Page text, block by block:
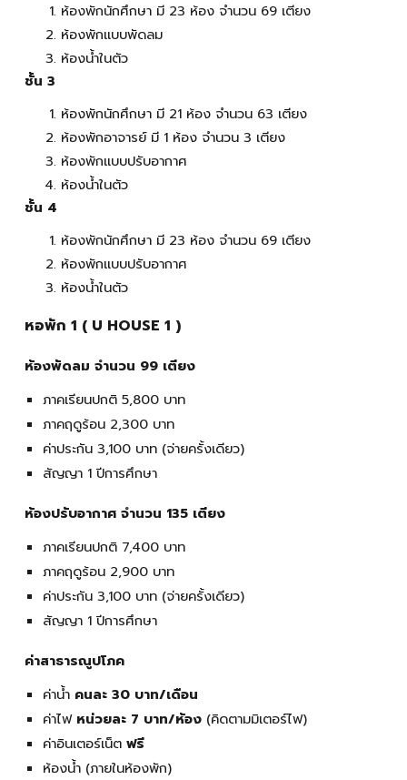
ห้องพักนักศึกษา มี 23 ห้อง จำนวน 69 เตียง
ห้องพักแบบพัดลม
ห้องน้ำในตัว
ชั้น3
ห้องพักนักศึกษา มี 21 ห้อง จำนวน 63 เตียง
ห้องพักอาจารย์ มี 1 ห้อง จำนวน 3 เตียง
ห้องพักแบบปรับอากาศ
ห้องน้ำในตัว
ชั้น 4
ห้องพักนักศึกษา มี 23 ห้อง จำนวน 69 เตียง
ห้องพักแบบปรับอากาศ
ห้องน้ำในตัว
หอพัก 1 ( U HOUSE 1 )
ห้องพัดลม จำนวน 99 เตียง
ภาคเรียนปกติ 5,800 บาท
ภาคฤดูร้อน 2,300 บาท
ค่าประกัน 3,100 บาท (จ่ายครั้งเดียว)
สัญญา 1 ปีการศึกษา
ห้องปรับอากาศ จำนวน 135 เตียง
ภาคเรียนปกติ 7,400 บาท
ภาคฤดูร้อน 2,900 บาท
ค่าประกัน 3,100 บาท (จ่ายครั้งเดียว)
สัญญา 1 ปีการศึกษา
ค่าสาธารณูปโภค
ค่าน้ำ คนละ 30 บาท/เดือน
ค่าไฟ หน่วยละ 7 บาท/ห้อง (คิดตามมิเตอร์ไฟ)
ค่าอินเตอร์เน็ตฟรี
ห้องน้ำ (ภายในห้องพัก)